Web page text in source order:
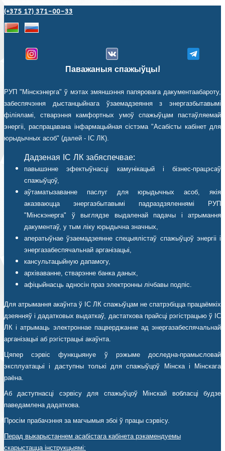
(+375 17) 371-00-33
Паважаныя спажыўцы!
РУП "Мінскэнерга" ў мэтах змяншэння папяровага дакументаабароту,
забеспячэння дыстанцыйнага ўзаемадзеяння з энергазбытавымі
філіяламі, стварэння камфортных умоў спажыўцам пастаўляемай
энергіі, распрацавана інфармацыйная сістэма "Асабісты кабінет для
юрыдычных асоб" (далей - ІС ЛК).
Дадзеная ІС ЛК забяспечвае:
павышэнне эфектыўнасці камунікацый і бізнес-працэсаў
спажыўцоў,
аўтаматызаванне паслуг для юрыдычных асоб, якія
аказваюцца энергазбытавымі падраздзяленнямі РУП
"Мінскэнерга" ў выглядзе выдаленай падачы і атрымання
дакументаў, у тым ліку юрыдычна значных,
аператыўнае ўзаемадзеянне спецыялістаў спажыўцоў энергіі і
энергазабеспячальнай арганізацыі,
кансультацыйную дапамогу,
архіваванне, стварэнне банка даных,
афіцыйнасць адносін праз электронны лічбавы подпіс.
Для атрымання акаўнта ў ІС ЛК спажыўцам не спатрэбіцца працаёмкіх
дзеянняў і дадатковых выдаткаў, дастаткова прайсці рэгістрацыю ў ІС
ЛК і атрымаць электроннае пацверджанне ад энергазабеспячальнай
арганізацыі аб рэгістрацыі акаўнта.
Цяпер сэрвіс функцыянуе ў рэжыме доследна-прамысловай
эксплуатацыі і даступны толькі для спажыўцоў Мінска і Мінскага
раёна.
Аб даступнасці сэрвісу для спажыўцоў Мінскай вобласці будзе
паведамлена дадаткова.
Просім прабачэння за магчымыя збоі ў працы сэрвісу.
Перад выкарыстаннем асабістага кабінета рэкамендуемы
скарыстацца інструкцыямі: